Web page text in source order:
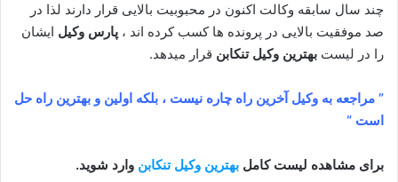
چند سال سابقه وکالت اکنون در محبوبیت بالایی قرار دارند لذا در
صد موفقیت بالایی در پرونده ها کسب کرده اند ، پارس وکیل ایشان
را در لیست بهترین وکیل تنکابن قرار میدهد.
” مراجعه به وکیل آخرین راه چاره نیست ، بلکه اولین و بهترین راه حل
است “
برای مشاهده لیست کامل بهترین وکیل تنکابن وارد شوید.